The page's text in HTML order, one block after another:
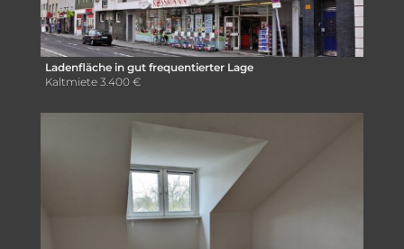
Ladenfläche in gut frequentierter Lage
Kaltmiete 3.400 €